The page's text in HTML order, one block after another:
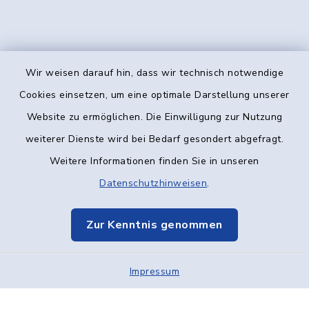
Wir weisen darauf hin, dass wir technisch notwendige
Cookies einsetzen, um eine optimale Darstellung unserer
Website zu ermöglichen. Die Einwilligung zur Nutzung
weiterer Dienste wird bei Bedarf gesondert abgefragt.
Weitere Informationen finden Sie in unseren
Datenschutzhinweisen.
Zur Kenntnis genommen
Impressum
Kontakt
Datenschutz
Elektronische Kommunikation
Sitemap